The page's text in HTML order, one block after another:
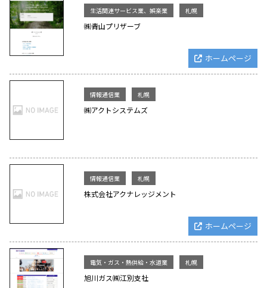
生活関連サービス業、娯楽業 札幌
㈱青山プリザーブ
ホームページ
情報通信業 札幌
㈱アクトシステムズ
情報通信業 札幌
株式会社アクナレッジメント
ホームページ
電気・ガス・熱供給・水道業 札幌
旭川ガス㈱江別支社